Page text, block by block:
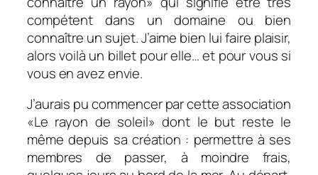
compétent dans un domaine ou bien
connaître un sujet. J’aime bien lui faire plaisir,
alors voilà un billet pour elle… et pour vous si
vous en avez envie.
J’aurais pu commencer par cette association
«Le rayon de soleil» dont le but reste le
même depuis sa création : permettre à ses
membres de passer, à moindre frais,